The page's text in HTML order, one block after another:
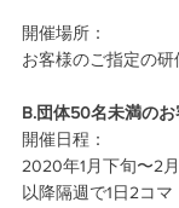
開催場所：
お客様のご指定の研
B.団体50名未満の
開催日程：
2020年1月下旬〜2
以降隔週で1日2コ